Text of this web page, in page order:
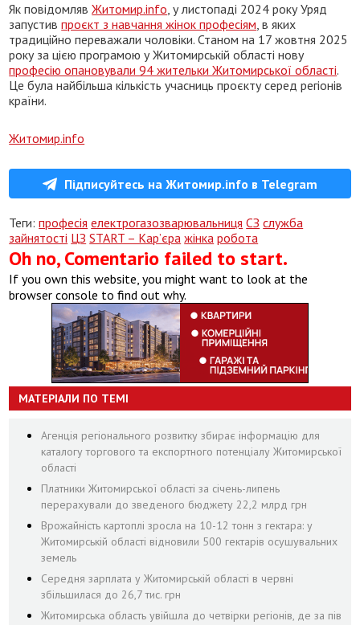
Як повідомлявЖитомир.info, у листопаді 2024 року Уряд
запустивпроєкт з навчання жінок професіям, в яких
традиційно переважали чоловіки. Станом на 17 жовтня 2025
року за цією програмою у Житомирській області нову
професію опановували 94 жительки Житомирської області.
Це була найбільша кількість учасниць проєкту серед регіонів
країни.
Житомир.info
Підписуйтесь на Житомир.info в Telegram
Теги:професія електрогазозварювальниця СЗ служба
зайнятості ЦЗ START – Кар’єра жінка робота
Oh no, Comentario failed to start.
If you own this website, you might want to look at the
browser console to find out why.
МАТЕРІАЛИ ПО ТЕМІ
Агенція регіонального розвитку збирає інформацію для
каталогу торгового та експортного потенціалу Житомирської
області
Платники Житомирської області за січень-липень
перерахували до зведеного бюджету 22,2 млрд грн
Врожайність картоплі зросла на 10-12 тонн з гектара: у
Житомирській області відновили 500 гектарів осушувальних
земель
Середня зарплата у Житомирській області в червні
збільшилася до 26,7 тис. грн
Житомирська область увійшла до четвірки регіонів, де за пів